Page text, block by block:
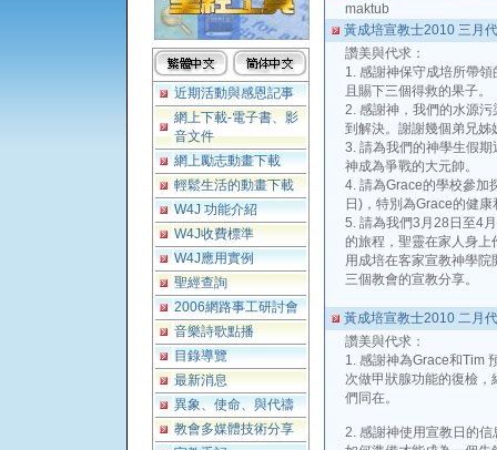
近期活動與感恩記事
網上下載-電子書、影
音文件
網上勵志動畫下載
輕鬆生活的動畫下載
W4J 功能介紹
W4J收費標準
W4J應用實例
聖經查詢
2006網路事工研討會
音樂詩歌點播
目錄導覽
最新消息
異象、使命、與代禱
教會多媒體技術分享
maktub
黃成培宣教士2010 三月
讚美與代求：
1. 感謝神保守成培所帶
且賜下三個得救的果子。
2. 感謝神，我們的水源
到解決。謝謝幾個弟兄姊
3. 請為我們的神學生假
神成為爭戰的大元帥。
4. 請為Grace的學校參加
日)，特別為Grace的健康
5. 請為我們3月28日至4
的旅程，聖靈在家人身上
用成培在客家宣教神學
三個教會的宣教分享。
黃成培宣教士2010 二月
讚美與代求：
1. 感謝神為Grace和Tim
次做甲狀腺功能的復檢
們同在。
2. 感謝神使用宣教日的